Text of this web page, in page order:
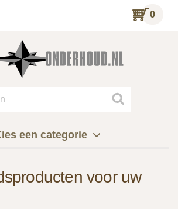
een categorie
voor uw
0